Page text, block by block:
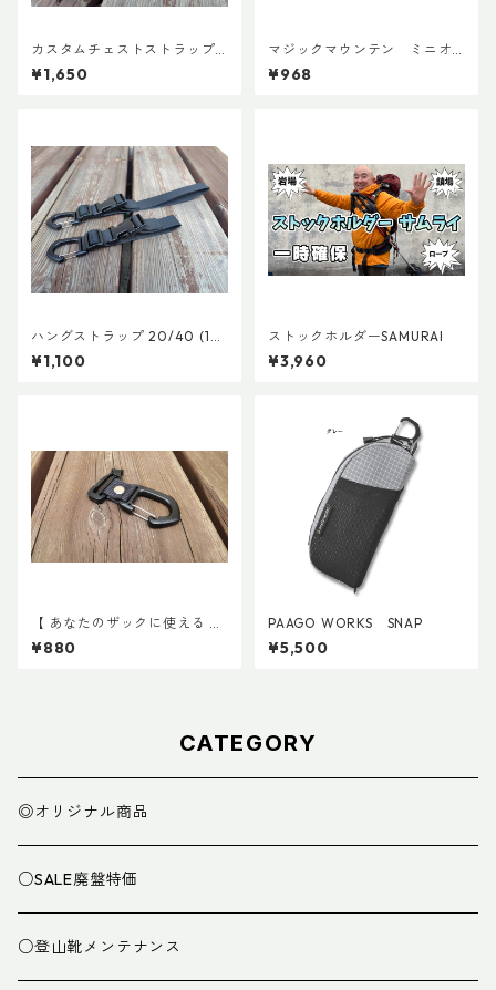
カスタムチェストストラップ V
er.2
¥1,650
マジックマウンテン ミニオ
ーバルビナー
¥968
ハングストラップ 20/40 (1
本)
¥1,100
ストックホルダーSAMURAI
¥3,960
【 あなたのザックに使える 】
キャッチ7
¥880
PAAGO WORKS SNAP
¥5,500
CATEGORY
◎オリジナル商品
○SALE廃盤特価
○登山靴メンテナンス